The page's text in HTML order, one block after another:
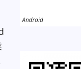
Android